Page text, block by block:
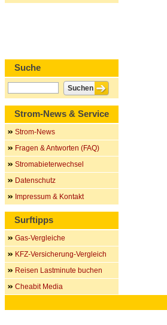
Suche
Strom-News & Service
Strom-News
Fragen & Antworten (FAQ)
Stromabieterwechsel
Datenschutz
Impressum & Kontakt
Surftipps
Gas-Vergleiche
KFZ-Versicherung-Vergleich
Reisen Lastminute buchen
Cheabit Media